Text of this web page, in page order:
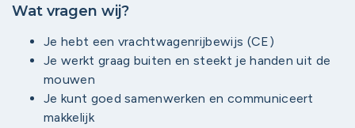
Wat vragen wij?
Je hebt een vrachtwagenrijbewijs (CE)
Je werkt graag buiten en steekt je handen uit de
mouwen
Je kunt goed samenwerken en communiceert
makkelijk